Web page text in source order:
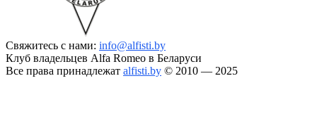
Свяжитесь с нами: info@alfisti.by
Клуб владельцев Alfa Romeo в Беларуси
Все права принадлежат alfisti.by © 2010 — 2025